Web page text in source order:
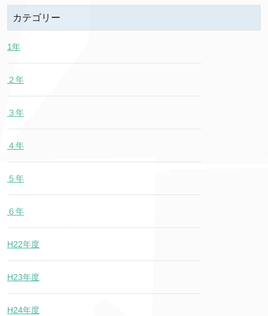
カテゴリー
1年
２年
３年
４年
５年
６年
H22年度
H23年度
H24年度